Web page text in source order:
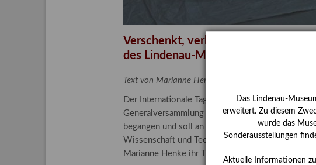
Verschenkt, verkauft, vergessen? –
des Lindenau-Museums
Text von Marianne Henke, Provenienzforscherin am
Der Internationale Tag der Frauen und Mädchen
Generalversammlung der Vereinten Nationen
begangen und soll an die entscheidende Rolle
Wissenschaft und Technologie spielen. In ihrem
Marianne Henke ihr Tätigkeitsfeld vor.
Das Lindenau-
erweitert. Zu diesem
wurde das
Sonderausstellungen
Aktuelle Informationen